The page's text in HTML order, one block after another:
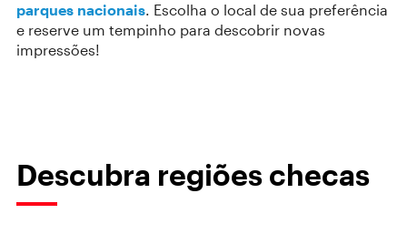
parques nacionais. Escolha o local de sua preferência
e reserve um tempinho para descobrir novas
impressões!
Descubra regiões checas